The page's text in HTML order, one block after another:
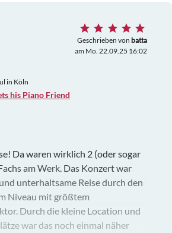
Geschrieben von batta
am Mo. 22.09.25 16:02
in Köln
his Piano Friend
Da waren wirklich 2 (oder sogar
am Werk. Das Konzert war
unterhaltsame Reise durch den
Niveau mit größtem
Durch die kleine Location und
war das noch einmal näher